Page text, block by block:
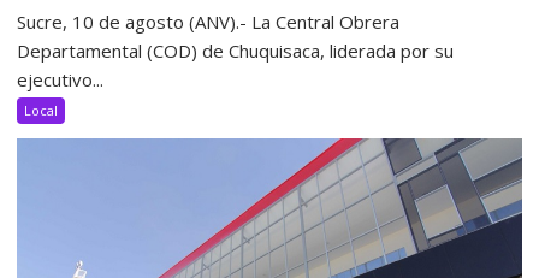
Sucre, 10 de agosto (ANV).- La Central Obrera
Departamental (COD) de Chuquisaca, liderada por su
ejecutivo...
Local